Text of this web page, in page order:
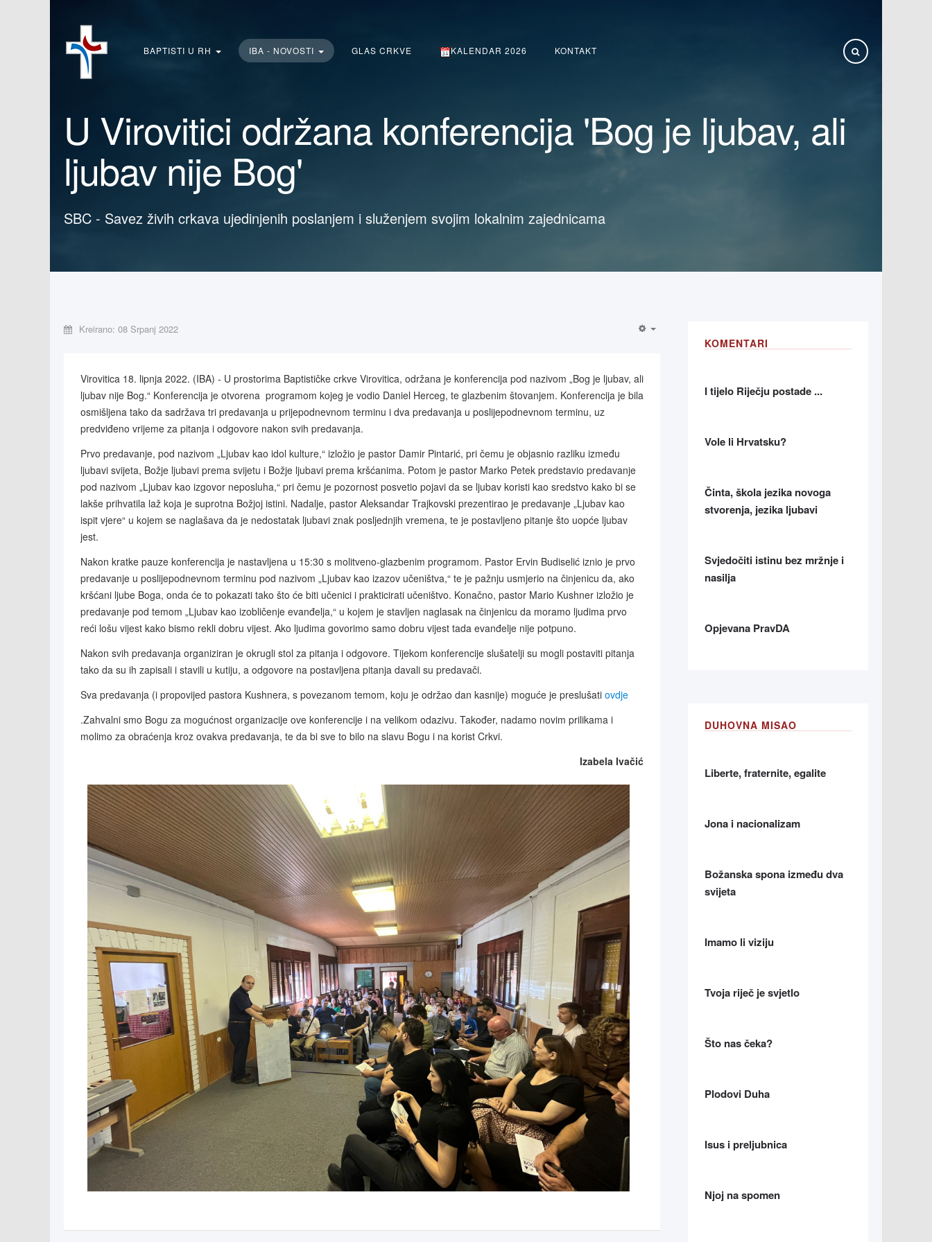
BAPTISTI U RH IBA - NOVOSTI GLAS CRKVE KALENDAR 2026 KONTAKT
U Virovitici održana konferencija 'Bog je ljubav, ali
ljubav nije Bog'
SBC - Savez živih crkava ujedinjenih poslanjem i služenjem svojim lokalnim zajednicama
Kreirano: 08 Srpanj 2022
Virovitica 18. lipnja 2022. (IBA) - U prostorima Baptističke crkve Virovitica, održana je konferencija pod nazivom „Bog je ljubav, ali
ljubav nije Bog.“ Konferencija je otvorena programom kojeg je vodio Daniel Herceg, te glazbenim štovanjem. Konferencija je bila
osmišljena tako da sadržava tri predavanja u prijepodnevnom terminu i dva predavanja u poslijepodnevnom terminu, uz
predviđeno vrijeme za pitanja i odgovore nakon svih predavanja.
Prvo predavanje, pod nazivom „Ljubav kao idol kulture,“ izložio je pastor Damir Pintarić, pri čemu je objasnio razliku između
ljubavi svijeta, Božje ljubavi prema svijetu i Božje ljubavi prema kršćanima. Potom je pastor Marko Petek predstavio predavanje
pod nazivom „Ljubav kao izgovor neposluha,“ pri čemu je pozornost posvetio pojavi da se ljubav koristi kao sredstvo kako bi se
lakše prihvatila laž koja je suprotna Božjoj istini. Nadalje, pastor Aleksandar Trajkovski prezentirao je predavanje „Ljubav kao
ispit vjere“ u kojem se naglašava da je nedostatak ljubavi znak posljednjih vremena, te je postavljeno pitanje što uopće ljubav
jest.
Nakon kratke pauze konferencija je nastavljena u 15:30 s molitveno-glazbenim programom. Pastor Ervin Budiselić iznio je prvo
predavanje u poslijepodnevnom terminu pod nazivom „Ljubav kao izazov učeništva,“ te je pažnju usmjerio na činjenicu da, ako
kršćani ljube Boga, onda će to pokazati tako što će biti učenici i prakticirati učeništvo. Konačno, pastor Mario Kushner izložio je
predavanje pod temom „Ljubav kao izobličenje evanđelja,“ u kojem je stavljen naglasak na činjenicu da moramo ljudima prvo
reći lošu vijest kako bismo rekli dobru vijest. Ako ljudima govorimo samo dobru vijest tada evanđelje nije potpuno.
Nakon svih predavanja organiziran je okrugli stol za pitanja i odgovore. Tijekom konferencije slušatelji su mogli postaviti pitanja
tako da su ih zapisali i stavili u kutiju, a odgovore na postavljena pitanja davali su predavači.
Sva predavanja (i propovijed pastora Kushnera, s povezanom temom, koju je održao dan kasnije) moguće je preslušati ovdje
.Zahvalni smo Bogu za mogućnost organizacije ove konferencije i na velikom odazivu. Također, nadamo novim prilikama i
molimo za obraćenja kroz ovakva predavanja, te da bi sve to bilo na slavu Bogu i na korist Crkvi.
Izabela Ivačić
KOMENTARI
I tijelo Riječju postade ...
Vole li Hrvatsku?
Činta, škola jezika novoga
stvorenja, jezika ljubavi
Svjedočiti istinu bez mržnje i
nasilja
Opjevana PravDA
DUHOVNA MISAO
Liberte, fraternite, egalite
Jona i nacionalizam
Božanska spona između dva
svijeta
Imamo li viziju
Tvoja riječ je svjetlo
Što nas čeka?
Plodovi Duha
Isus i preljubnica
Njoj na spomen